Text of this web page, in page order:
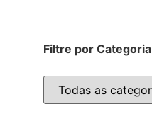
Filtre por Categoria